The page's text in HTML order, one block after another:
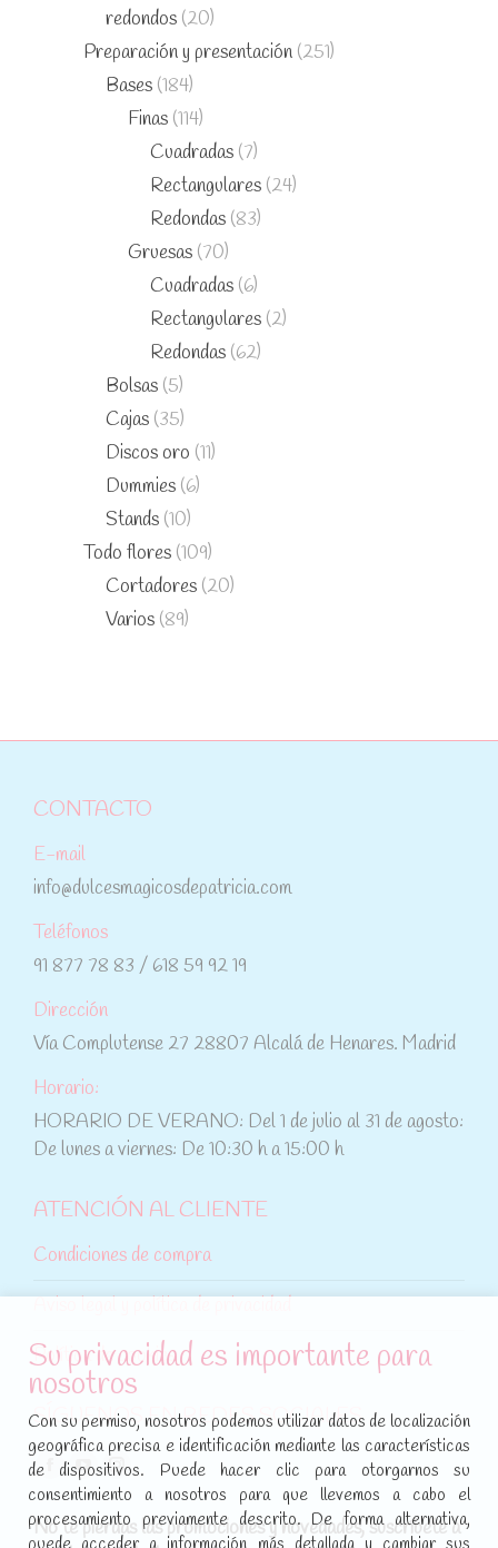
redondos (20)
Preparación y presentación (251)
Bases (184)
Finas (114)
Cuadradas (7)
Rectangulares (24)
Redondas (83)
Gruesas (70)
Cuadradas (6)
Rectangulares (2)
Redondas (62)
Bolsas (5)
Cajas (35)
Discos oro (11)
Dummies (6)
Stands (10)
Todo flores (109)
Cortadores (20)
Varios (89)
CONTACTO
E-mail
info@dulcesmagicosdepatricia.com
Teléfonos
91 877 78 83 / 618 59 92 19
Dirección
Vía Complutense 27 28807 Alcalá de Henares. Madrid
Horario:
HORARIO DE VERANO: Del 1 de julio al 31 de agosto:
De lunes a viernes: De 10:30 h a 15:00 h
ATENCIÓN AL CLIENTE
Condiciones de compra
Aviso legal y política de privacidad
Política de cookies
SÍGUENOS EN REDES SOCIALES
Encuéntranos en:
Facebook
page
opens
YouTube
page
opens
Instagram
page
opens
No te pierdas las promociones y novedades, suscríbete a
Su privacidad es importante para
nosotros
Con su permiso, nosotros podemos utilizar datos de localización
geográfica precisa e identificación mediante las características
de dispositivos. Puede hacer clic para otorgarnos su
consentimiento a nosotros para que llevemos a cabo el
procesamiento previamente descrito. De forma alternativa,